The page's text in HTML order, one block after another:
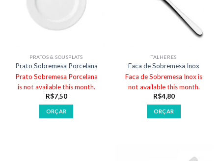
PRATOS & SOUSPLATS
Prato Sobremesa Porcelana
Prato Sobremesa Porcelana
is not available this month.
R$7,50
ORÇAR
TALHERES
Faca de Sobremesa Inox
Faca de Sobremesa Inox is
not available this month.
R$4,80
ORÇAR